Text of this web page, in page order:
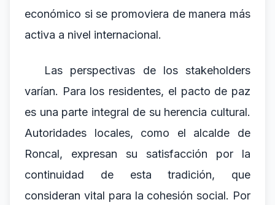
económico si se promoviera de manera más
activa a nivel internacional.
Las perspectivas de los stakeholders
varían. Para los residentes, el pacto de paz
es una parte integral de su herencia cultural.
Autoridades locales, como el alcalde de
Roncal, expresan su satisfacción por la
continuidad de esta tradición, que
consideran vital para la cohesión social. Por